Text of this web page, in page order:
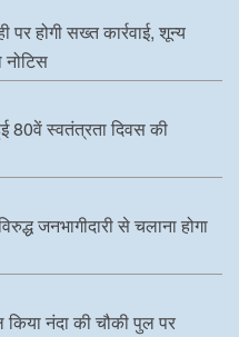
होगी सख्त कार्रवाई, शून्य
नोटिस
80वें स्वतंत्रता दिवस की
जनभागीदारी से चलाना होगा
नंदा की चौकी पुल पर